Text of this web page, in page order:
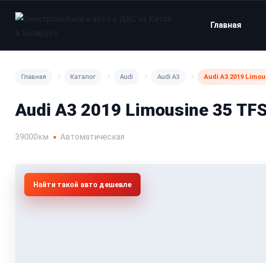
Главная
Главная Каталог Audi Audi A3 Audi A3 2019
Audi A3 2019 Limousine 35
39000км Автоматическая
Найти такой авто дешевле